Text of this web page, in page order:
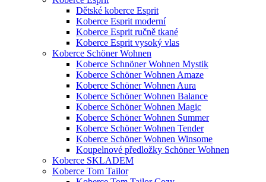
Dětské koberce Esprit
Koberce Esprit moderní
Koberce Esprit ručně tkané
Koberce Esprit vysoký vlas
Koberce Schöner Wohnen
Koberce Schnöner Wohnen Mystik
Koberce Schöner Wohnen Amaze
Koberce Schöner Wohnen Aura
Koberce Schöner Wohnen Balance
Koberce Schöner Wohnen Magic
Koberce Schöner Wohnen Summer
Koberce Schöner Wohnen Tender
Koberce Schöner Wohnen Winsome
Koupelnové předložky Schöner Wohnen
Koberce SKLADEM
Koberce Tom Tailor